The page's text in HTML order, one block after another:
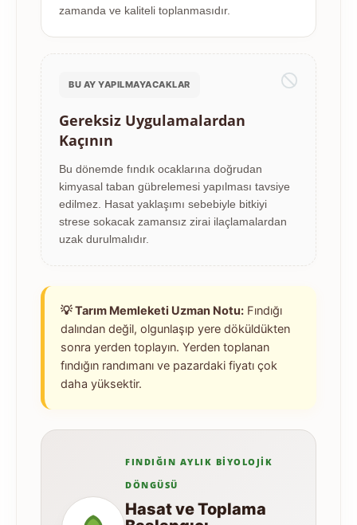
zamanda ve kaliteli toplanmasıdır.
BU AY YAPILMAYACAKLAR
Gereksiz Uygulamalardan
Kaçının
Bu dönemde fındık ocaklarına doğrudan
kimyasal taban gübrelemesi yapılması tavsiye
edilmez. Hasat yaklaşımı sebebiyle bitkiyi
strese sokacak zamansız zirai ilaçlamalardan
uzak durulmalıdır.
💡 Tarım Memleketi Uzman Notu: Fındığı
dalından değil, olgunlaşıp yere döküldükten
sonra yerden toplayın. Yerden toplanan
fındığın randımanı ve pazardaki fiyatı çok
daha yüksektir.
FINDIĞIN AYLIK BIYOLOJIK
DÖNGÜSÜ
Hasat ve Toplama